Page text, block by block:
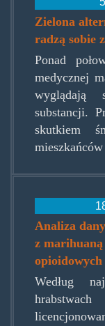
Zielona
radzą sobie
Ponad
medycznej
wyglądają
substancji.
skutkiem
Analiza
z marihuaną
opioidowych
Według